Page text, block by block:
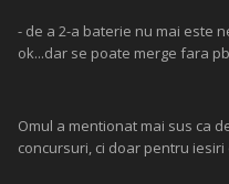
- de a 2-a baterie nu mai este
ok...dar se poate merge fara
Omul a mentionat mai sus ca
concursuri, ci doar pentru iesiri